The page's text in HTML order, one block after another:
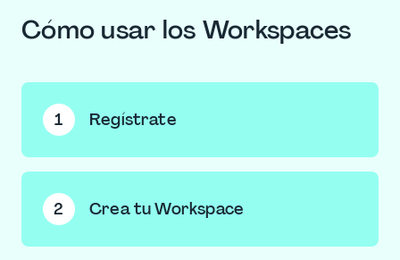
Cómo usar los Workspaces
1 Regístrate
Workspace existente o crear uno propio.
2 Crea tu Workspace